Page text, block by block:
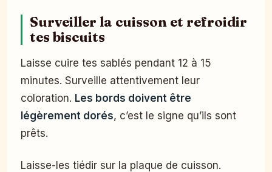
Surveiller la cuisson et refroidir
tes biscuits
Laisse cuire tes sablés pendant 12 à 15
minutes. Surveille attentivement leur
coloration. Les bords doivent être
légèrement dorés, c’est le signe qu’ils sont
prêts.
Laisse-les tiédir sur la plaque de cuisson.